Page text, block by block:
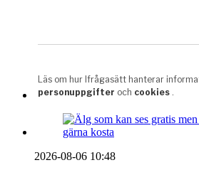
2026-08-06 10:48